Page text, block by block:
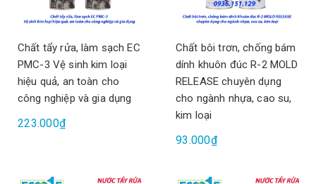
Chất tẩy rửa, làm sạch EC
PMC-3 Vệ sinh kim loại
hiệu quả, an toàn cho
công nghiệp và gia dụng
223.000₫
Chất bôi trơn, chống bám
dính khuôn đúc R-2 MOLD
RELEASE chuyên dụng
cho ngành nhựa, cao su,
kim loại
93.000₫